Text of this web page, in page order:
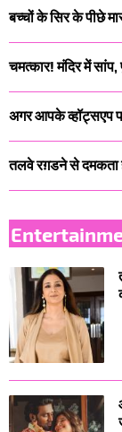
बच्चों के सिर के पीछे
चमत्कार! मंदिर में
अगर आपके व्हॉट्सएप
तलवे रग़डने से दमकता